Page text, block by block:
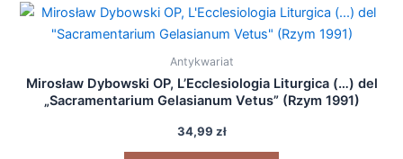
Antykwariat
Mirosław Dybowski OP, L’Ecclesiologia Liturgica (…) del
„Sacramentarium Gelasianum Vetus” (Rzym 1991)
34,99 zł